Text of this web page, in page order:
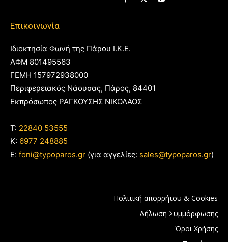
Επικοινωνία
Ιδιοκτησία Φωνή της Πάρου Ι.Κ.Ε.
ΑΦΜ 801495563
ΓΕΜΗ 157972938000
Περιφερειακός Νάουσας, Πάρος, 84401
Εκπρόσωπος ΡΑΓΚΟΥΣΗΣ ΝΙΚΟΛΑΟΣ
T: 22840 53555
Κ: 6977 248885
E: foni@typoparos.gr (για αγγελίες: sales@typoparos.gr)
Πολιτική απορρήτου & Cookies
Δήλωση Συμμόρφωσης
Όροι Χρήσης